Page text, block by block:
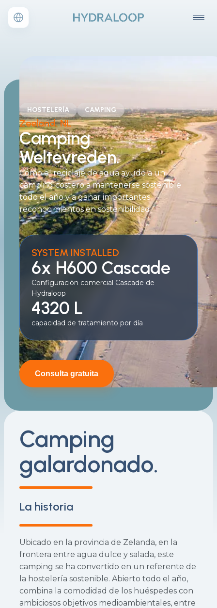
HOSTELERÍA CAMPING
Zeeland, NL
Camping
Weltevreden.
Cómo el reciclaje de agua ayudó a un
camping costero a mantenerse sostenible
todo el año y a ganar importantes
reconocimientos en sostenibilidad.
SYSTEM INSTALLED
6x H600 Cascade
Configuración comercial Cascade de
Hydraloop
4320 L
capacidad de tratamiento por día
Consulta gratuita
Camping
galardonado.
La historia
Ubicado en la provincia de Zelanda, en la
frontera entre agua dulce y salada, este
camping se ha convertido en un referente de
la hostelería sostenible. Abierto todo el año,
combina la comodidad de los huéspedes con
ambiciosos objetivos medioambientales, entre